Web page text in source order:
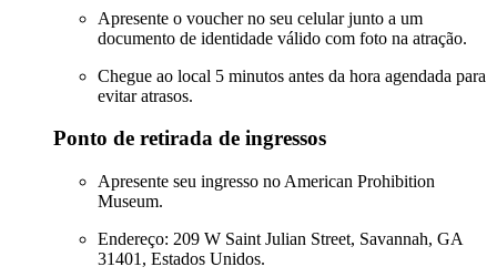
Apresente o voucher no seu celular junto a um
documento de identidade válido com foto na atração.
Chegue ao local 5 minutos antes da hora agendada para
evitar atrasos.
Ponto de retirada de ingressos
Apresente seu ingresso no American Prohibition
Museum.
Endereço: 209 W Saint Julian Street, Savannah, GA
31401, Estados Unidos.